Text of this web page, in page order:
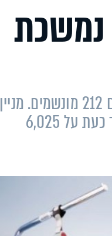
נמשכת
על פי נתוני משרד הבריאות, 627 חולים מאושפזים במצב קשה, ביניהם 212 מונשמים. מניין